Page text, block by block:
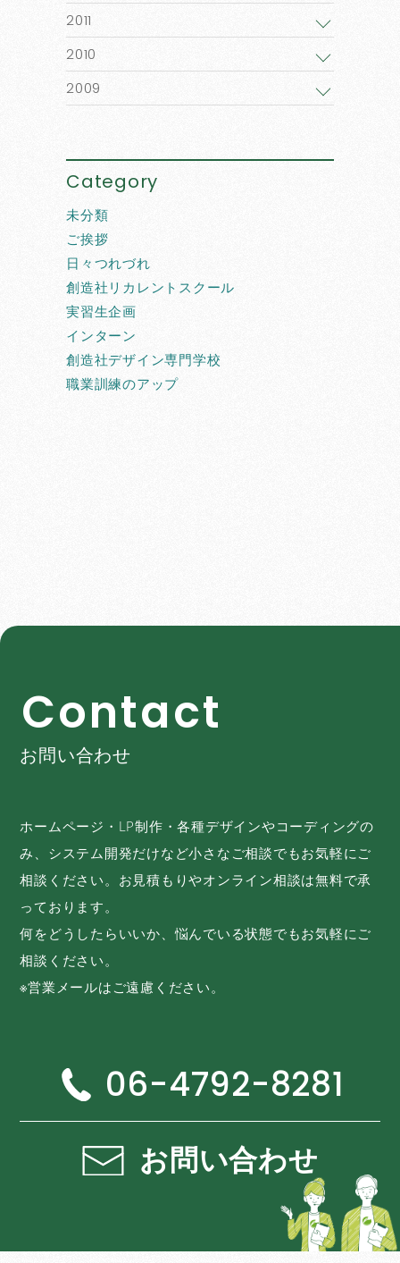
2011
2010
2009
Category
未分類
ご挨拶
日々つれづれ
創造社リカレントスクール
実習生企画
インターン
創造社デザイン専門学校
職業訓練のアップ
Contact
お問い合わせ
ホームページ・LP制作・各種デザインやコーディングの
み、システム開発だけなど小さなご相談でもお気軽にご
相談ください。お見積もりやオンライン相談は無料で承
っております。
何をどうしたらいいか、悩んでいる状態でもお気軽にご
相談ください。
※営業メールはご遠慮ください。
06-4792-8281
お問い合わせ